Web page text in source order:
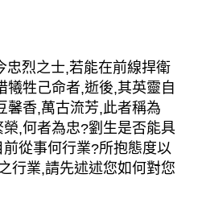
忠烈之士,若能在前線捍衛
犧牲己命者,逝後,其英靈自
馨香,萬古流芳,此者稱為
榮,何者為忠?劉生是否能具
從事何行業?所抱態度以
行業,請先述述您如何對您